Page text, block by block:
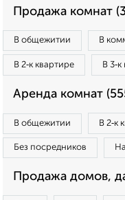
Продажа комнат
В общежитии В
В 2‑к квартире В
Аренда комнат
В общежитии В 2‑к
Без посредников
Продажа домов,